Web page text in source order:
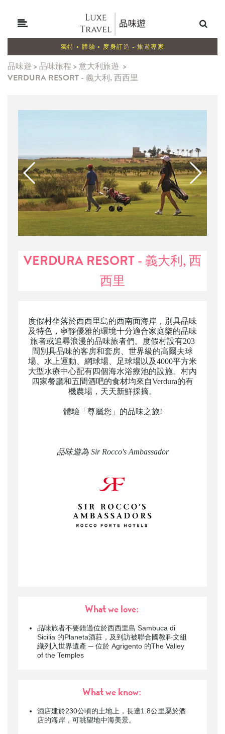
獨特 • 體驗 • 度身訂造 - 旅遊專家
品味遊 > 品味旅程 >意大利旅遊 >
VERDURA RESORT - 義大利, 西西里
VERDURA RESORT - 義大利, 西
西里
度假村坐落於西西里島的西南面海岸，別具品味
及特色，寧靜優雅的環境十分適合家庭樂的品味
旅者或追尋浪漫的品味旅者們。度假村設有203
間別具品味的客房和套房、世界級的高爾夫球
場、水上運動、網球場、足球場以及4000平方米
大型水療中心配有四個海水浴療池的設施。村內
四家餐廳和五間酒吧的食材均來自Verdura的有
機農場，天天新鮮採摘。
體驗「尊屬您」的品味之旅!
品味遊為 Sir Rocco's Ambassador
What we love:
品味旅者不要錯過位於西西里島 Sambuca di
Sicilia 的Planeta酒莊，及到訪被聯合國教科文組
織列入世界遺產 ─ 位於 Agrigento 的The Valley
of the Temples
What we know:
酒店建於230公頃的土地上，長達1.8公里屬於酒
店的海岸，可眺望地中海美景。